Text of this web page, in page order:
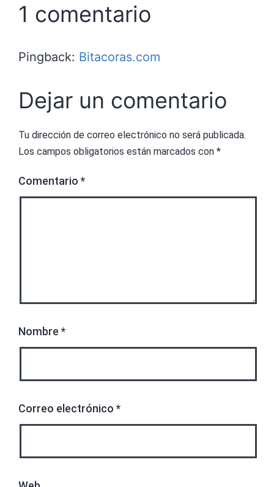
1 comentario
Pingback: Bitacoras.com
Dejar un comentario
Tu dirección de correo electrónico no será publicada.
Los campos obligatorios están marcados con *
Comentario *
Nombre *
Correo electrónico *